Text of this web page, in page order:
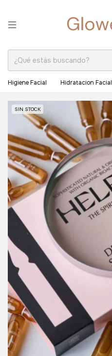
Higiene Facial Hidratacion Facial
SIN STOCK